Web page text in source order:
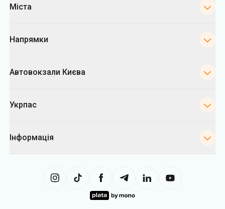
Міста
Напрямки
Автовокзали Києва
Укрпас
Інформація